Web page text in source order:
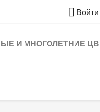
 Войти
И МНОГОЛЕТНИЕ